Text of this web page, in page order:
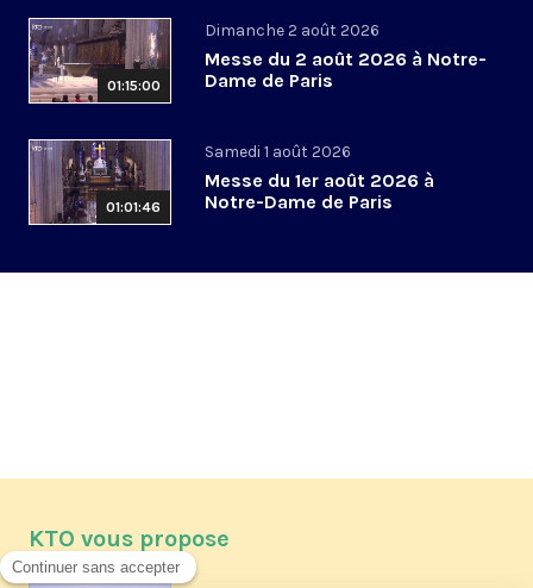
01:15:00
Dimanche 2 août 2026
Messe du 2 août 2026 à Notre-
Dame de Paris
01:01:46
Samedi 1 août 2026
Messe du 1er août 2026 à
Notre-Dame de Paris
KTO vous propose